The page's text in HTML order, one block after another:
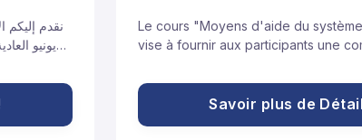
نقدم إليكم
مساعدة
Le cours "Moyens d'aide du
vise à fournir aux participants une
peuvent être adoptées pour
immunitaire et promouvoir la santé
Savoir plus de